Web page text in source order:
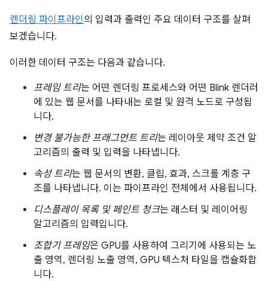
렌더링 파이프라인의 입력과 출력인 주요 데이터 구조를 살펴
보겠습니다.
이러한 데이터 구조는 다음과 같습니다.
프레임 트리는 어떤 렌더링 프로세스와 어떤 Blink 렌더러
에 있는 웹 문서를 나타내는 로컬 및 원격 노드로 구성됩
니다.
변경 불가능한 프래그먼트 트리는 레이아웃 제약 조건 알
고리즘의 출력 및 입력을 나타냅니다.
속성 트리는 웹 문서의 변환, 클립, 효과, 스크롤 계층 구
조를 나타냅니다. 이는 파이프라인 전체에서 사용됩니다.
디스플레이 목록 및 페인트 청크는 래스터 및 레이어링
알고리즘의 입력입니다.
조합기 프레임은 GPU를 사용하여 그리기에 사용되는 노
출 영역, 렌더링 노출 영역, GPU 텍스처 타일을 캡슐화합
니다.